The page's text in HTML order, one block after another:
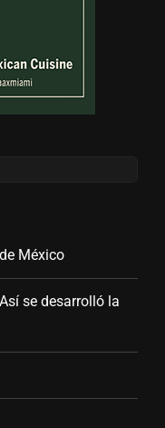
México
se desarrolló la